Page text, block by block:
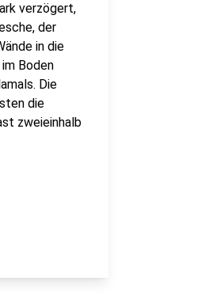
verzögert,
der
in die
Boden
Die
die
zweieinhalb